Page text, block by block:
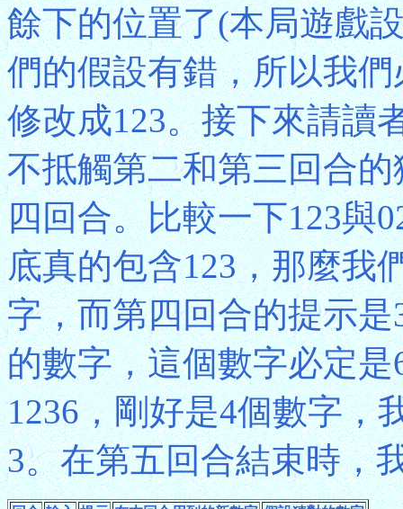
餘下的位置了(本局遊戲
們的假設有錯，所以我
修改成123。接下來請讀
不抵觸第二和第三回合
四回合。比較一下123與
底真的包含123，那麼我
字，而第四回合的提示
的數字，這個數字必定
1236，剛好是4個數字，
3。在第五回合結束時，